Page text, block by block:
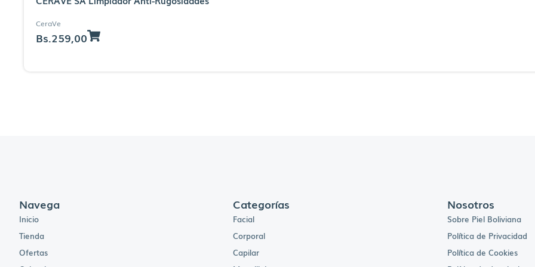
CeraVe
Bs.259,00
Navega
Inicio
Tienda
Ofertas
Categorías
Facial
Corporal
Capilar
Nosotros
Sobre Piel Boliviana
Política de Privacidad
Política de Cookies